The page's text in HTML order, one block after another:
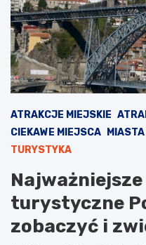
ATRAKCJE MIEJSKIE
CIEKAWE MIEJSCA
MIASTA
TURYSTYKA
turystyczne
zobaczyć i